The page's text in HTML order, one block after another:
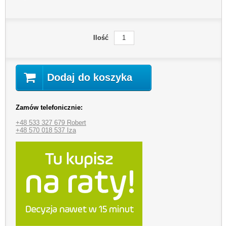
Ilość
Dodaj do koszyka
Zamów telefonicznie:
+48 533 327 679 Robert
+48 570 018 537 Iza